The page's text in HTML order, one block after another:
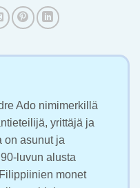
Ado nimimerkillä
yrittäjä ja
on asunut ja
luvun alusta
monet